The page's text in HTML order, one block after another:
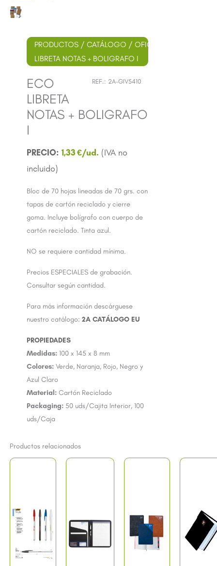
PRODUCTOS / CATÁLOGO / OFICINA
LIBRETA NOTAS + BOLIGRAFO I
REF.: 2A-GIV5410
ECO
LIBRETA
NOTAS + BOLIGRAFO
I
1,33€
Bloc de 70 hojas lineadas de 70 grs. con
tapas de cartón reciclado y cierre
goma. Incluye bolígrafo con cuerpo de
cartón reciclado. Tinta azul.
NO se requiere cantidad mínima.
Precios ESPECIALES de grabación.
Consultar según cantidad.
Para más información descárguese
nuestro catálogo: 2A CATÁLOGO EU
Medidas: 100 x 145 x 8 mm
Colores: Verde, Naranja, Rojo, Negro y
Azul Claro
Material: Cartón Reciclado
Packaging: 50 uds/Cajita Interior, 100
uds/Caja
Productos relacionados